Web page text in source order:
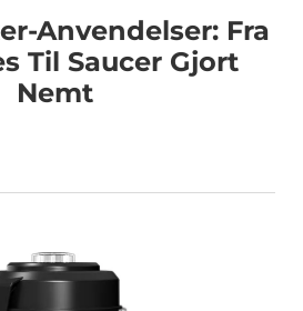
Anvendelser: Fra
Til Saucer Gjort
Nemt